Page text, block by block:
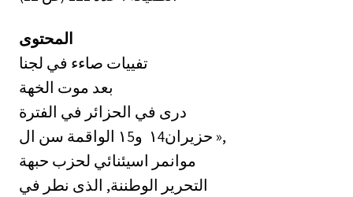
المحتوى
تفييات صاءء في لجنا
بعد موت الخهة
درى في الحزائر في الفترة
الواقمة سن ال ‎١5‏ و ‎١4‏ حزيران»,
موانمر اسيئنائي لحزب حبهة
التحرير الوطننة, الذى نطر في